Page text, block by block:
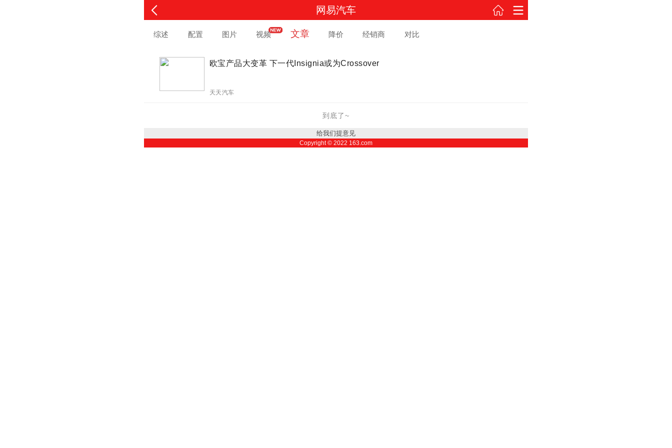
网易汽车
综述 配置 图片 视频 文章 降价 经销商 对比
欧宝产品大变革 下一代Insignia或为Crossover
天天汽车
到底了~
给我们提意见
Copyright © 2022 163.com